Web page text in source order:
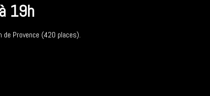
19h
de Provence (420 places).